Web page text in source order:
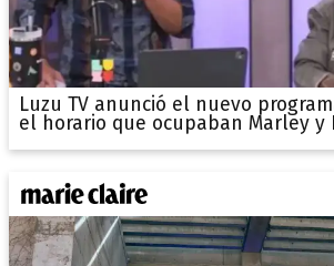
Luzu TV anunció el nuevo
el horario que ocupaban Marley y